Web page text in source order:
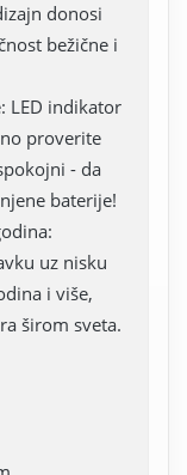
donosi
bežične i
LED indikator
proverite
- da
baterije!
uz nisku
i više,
širom sveta.